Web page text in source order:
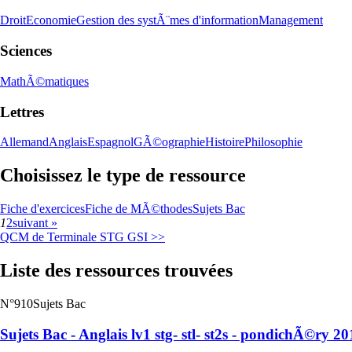
DroitEconomieGestion des systÃ¨mes d'informationManagement
Sciences
MathÃ©matiques
Lettres
AllemandAnglaisEspagnolGÃ©ographieHistoirePhilosophie
Choisissez le type de ressource
Fiche d'exercicesFiche de MÃ©thodesSujets Bac
12suivant »
QCM de Terminale STG GSI >>
Liste des ressources trouvées
N°910Sujets Bac
Sujets Bac - Anglais lv1 stg- stl- st2s - pondichÃ©ry